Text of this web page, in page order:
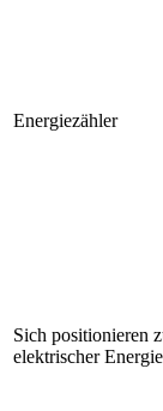
Energiezähler
Sich positionieren
elektrischer Energie